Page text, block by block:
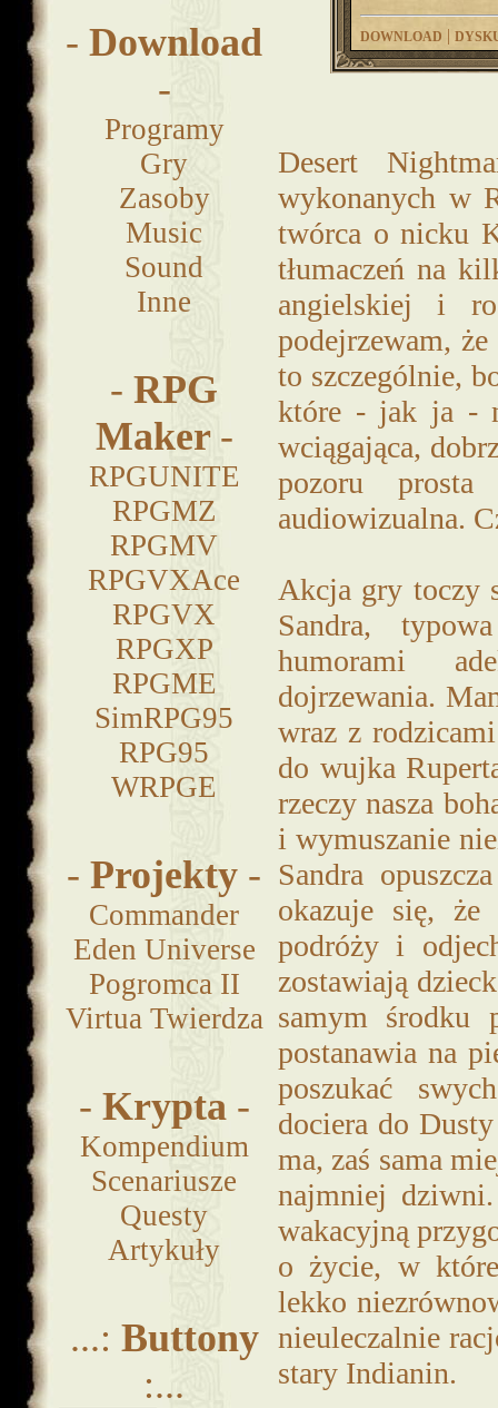
-Download
-
Programy
Gry
Zasoby
Music
Sound
Inne
-RPG
Maker -
RPGUNITE
RPGMZ
RPGMV
RPGVXAce
RPGVX
RPGXP
RPGME
SimRPG95
RPG95
WRPGE
-Projekty -
Commander
Eden Universe
Pogromca II
Virtua Twierdza
- Krypta -
Kompendium
Scenariusze
Questy
Artykuły
...: Buttony
:...
DOWNLOAD |
Desert
wykonanych w
twórca o nicku
tłumaczeń na
angielskiej i
podejrzewam,
to szczególnie,
które - jak ja -
wciągająca,
pozoru
audiowizualna.
Akcja gry toczy
Sandra,
humorami
dojrzewania.
wraz z
do wujka
rzeczy nasza
i wymuszanie
Sandra
okazuje się,
podróży i
zostawiają
samym środku
postanawia na
poszukać
dociera do
ma, zaś sama
najmniej
wakacyjną
o życie, w
lekko
nieuleczalnie
stary Indianin.